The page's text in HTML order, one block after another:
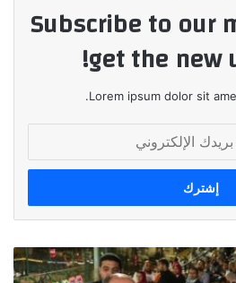
Subscribe to our
get the new
Lorem ipsum dolor sit